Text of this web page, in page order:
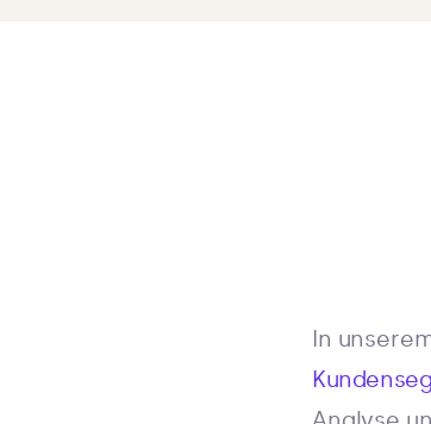
In